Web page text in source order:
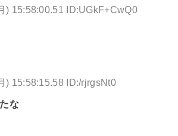
) 15:58:00.51 ID:UGkF+CwQ0
) 15:58:15.58 ID:/rjrgsNt0
な